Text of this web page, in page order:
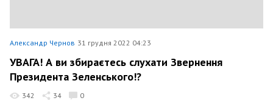
Александр Чернов 31 грудня 2022 04:23
УВАГА! А ви збираєтесь слухати Звернення
Президента Зеленського!?
342 34 0